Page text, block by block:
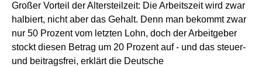
Großer Vorteil der Altersteilzeit: Die Arbeitszeit wird zwar
halbiert, nicht aber das Gehalt. Denn man bekommt zwar
nur 50 Prozent vom letzten Lohn, doch der Arbeitgeber
stockt diesen Betrag um 20 Prozent auf - und das steuer-
und beitragsfrei, erklärt die Deutsche